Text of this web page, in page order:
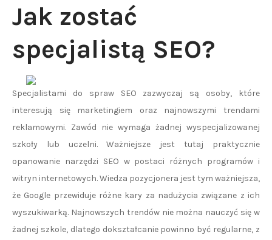
Jak zostać
specjalistą SEO?
Specjalistami do spraw SEO zazwyczaj są osoby, które
interesują się marketingiem oraz najnowszymi trendami
reklamowymi. Zawód nie wymaga żadnej wyspecjalizowanej
szkoły lub uczelni. Ważniejsze jest tutaj praktycznie
opanowanie narzędzi SEO w postaci różnych programów i
witryn internetowych. Wiedza pozycjonera jest tym ważniejsza,
że Google przewiduje różne kary za nadużycia związane z ich
wyszukiwarką. Najnowszych trendów nie można nauczyć się w
żadnej szkole, dlatego dokształcanie powinno być regularne, z